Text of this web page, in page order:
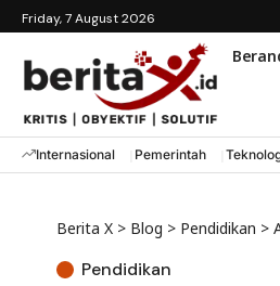
Friday, 7 August 2026
Internasional Pemerintah
Berita X > Blog > Pendidikan >
Pendidikan